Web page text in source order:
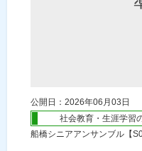
公開日：2026年06月03日
社会教育・生涯学習
船橋シニアアンサンブル【